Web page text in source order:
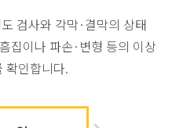
검사와 각막·결막의 상태
집이나 파손·변형 등의 이상
확인합니다.